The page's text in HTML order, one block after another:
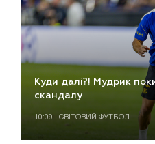
Куди далі?! Мудрик
скандалу
10:09 | СВІТОВИЙ ФУТБОЛ